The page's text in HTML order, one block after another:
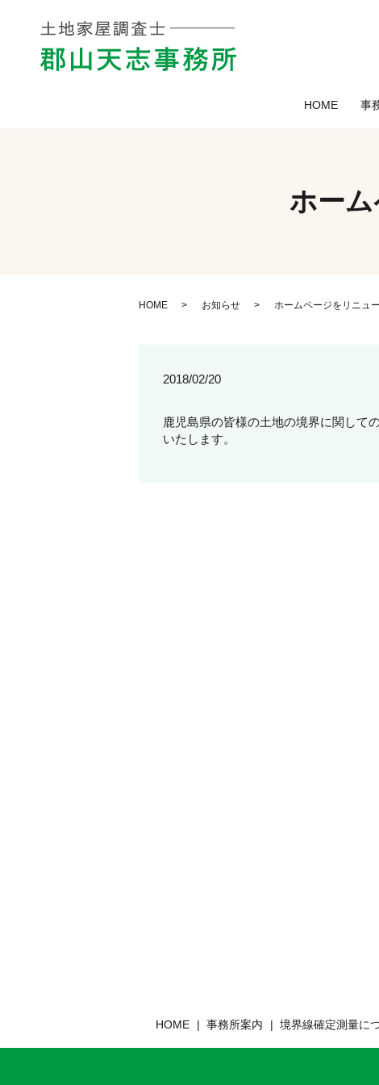
HOME 事
ホーム
HOME お知らせ ホームページをリニュ
2018/02/20
鹿児島県の皆様の土地の境界に関して
いたします。
HOME 事務所案内 境界線確定測量に